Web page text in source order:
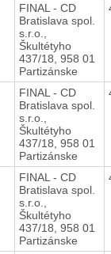
FINAL - CD
Bratislava spol.
s.r.o.,
Škultétyho
437/18, 958 01
Partizánske
FINAL - CD
Bratislava spol.
s.r.o.,
Škultétyho
437/18, 958 01
Partizánske
FINAL - CD
Bratislava spol.
s.r.o.,
Škultétyho
437/18, 958 01
Partizánske